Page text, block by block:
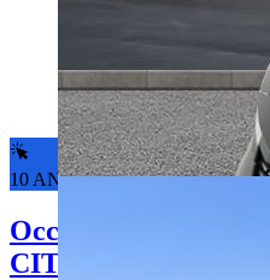
10 ANS DE GARANTIE*
Occasion
CITROEN C4